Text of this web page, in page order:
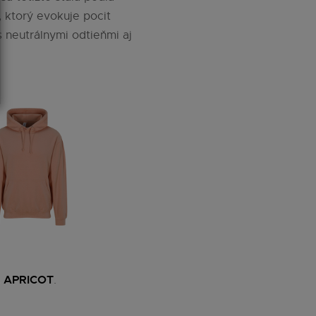
ktorý evokuje pocit
neutrálnymi odtieňmi aj
.